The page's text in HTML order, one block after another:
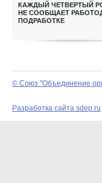
КАЖДЫЙ ЧЕТВЕРТЫЙ
НЕ СООБЩАЕТ
ПОДРАБОТКЕ
© Союз "Объединение
Разработка сайта sdep.ru